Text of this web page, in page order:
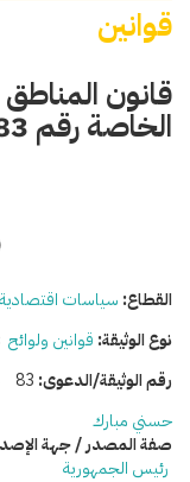
قوانين
قانون
الخاصة رقم 83 لسنة 2002
القطاع: سياسات اقتصادية
نوع الوثيقة: قوانين ولوائح
رقم الوثيقة/الدعوى: 83
حسني مبارك
صفة المصدر / جهة
رئيس الجمهورية